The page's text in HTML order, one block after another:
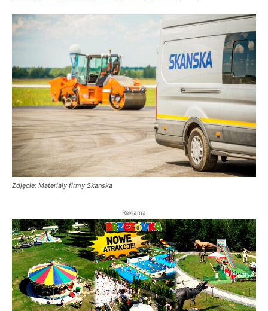
Zdjęcie: Materiały firmy Skanska
Reklama